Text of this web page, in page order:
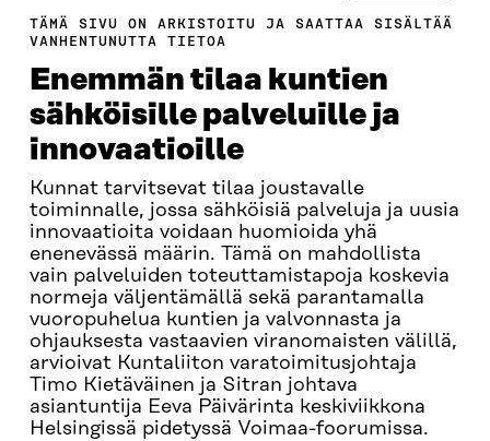
TÄMÄ SIVU ON ARKISTOITU JA SAATTAA SISÄLTÄÄ
VANHENTUNUTTA TIETOA
Enemmän tilaa kuntien
sähköisille palveluille ja
innovaatioille
Kunnat tarvitsevat tilaa joustavalle
toiminnalle, jossa sähköisiä palveluja ja uusia
innovaatioita voidaan huomioida yhä
enenevässä määrin. Tämä on mahdollista
vain palveluiden toteuttamistapoja koskevia
normeja väljentämällä sekä parantamalla
vuoropuhelua kuntien ja valvonnasta ja
ohjauksesta vastaavien viranomaisten välillä,
arvioivat Kuntaliiton varatoimitusjohtaja
Timo Kietäväinen ja Sitran johtava
asiantuntija Eeva Päivärinta keskiviikkona
Helsingissä pidetyssä Voimaa-foorumissa.